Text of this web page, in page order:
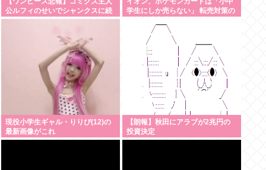
公ルフィのせいでシャンクスに続
きギャバンの腕も無くなるwww
学生にしか売らない」 転売対策の
現役小学生ギャル・りりぴ(12)の
最新画像がこれ
【朗報】秋田にアラブが2兆円の
投資決定